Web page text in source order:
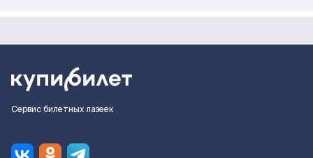
Сервис билетных лазеек